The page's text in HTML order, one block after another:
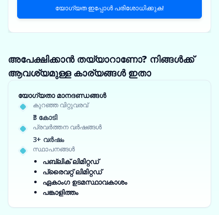
യോഗ്യത ഇപ്പോൾ പരിശോധിക്കുക!
അപേക്ഷിക്കാൻ തയ്യാറാണോ? നിങ്ങൾക്ക്
ആവശ്യമുള്ള കാര്യങ്ങൾ ഇതാ
യോഗ്യതാ മാനദണ്ഡങ്ങൾ
കുറഞ്ഞ വിറ്റുവരവ്
₹3 കോടി
പ്രവർത്തന വർഷങ്ങൾ
3+ വർഷം
സ്ഥാപനങ്ങൾ
പബ്ലിക് ലിമിറ്റഡ്
പ്രൈവറ്റ് ലിമിറ്റഡ്
ഏകാംഗ ഉടമസ്ഥാവകാശം
പങ്കാളിത്തം